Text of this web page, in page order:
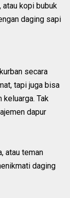
kopi bubuk
daging sapi
secara
tapi juga bisa
keluarga. Tak
dapur
atau teman
daging